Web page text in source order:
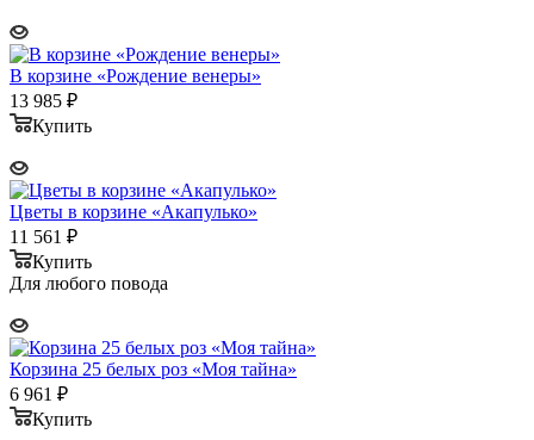
В корзине «Рождение венеры»
13 985 ₽
Купить
Цветы в корзине «Акапулько»
11 561 ₽
Купить
Для любого повода
Корзина 25 белых роз «Моя тайна»
6 961 ₽
Купить